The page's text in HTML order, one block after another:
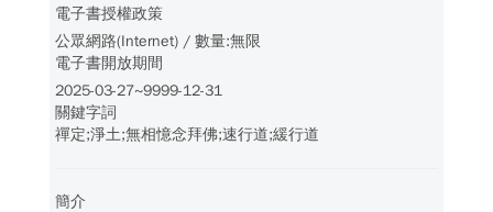
電子書授權政策
公眾網路(Internet) / 數量:無限
電子書開放期間
2025-03-27~9999-12-31
關鍵字詞
禪定;淨土;無相憶念拜佛;速行道;緩行道
簡介